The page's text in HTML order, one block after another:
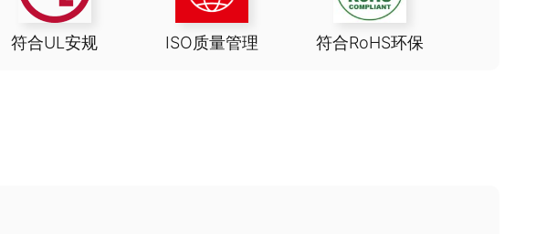
符合UL安规 ISO质量管理 符合RoHS环保